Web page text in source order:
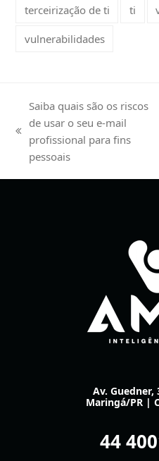
terceirização de ti ti
vulnerabilidades
previous
post:
Saiba quais são os riscos
de usar o seu e-mail
profissional para fins
pessoais
Av. Guedner,
Maringá/PR |
44